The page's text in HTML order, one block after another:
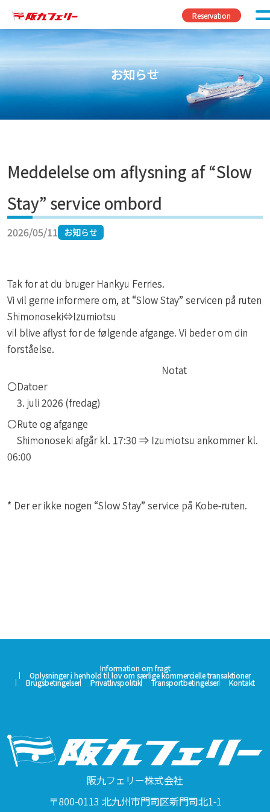
Reservation
お知らせ
Meddelelse om aflysning af “Slow
Stay” service ombord
2026/05/11 お知らせ
Tak for at du bruger Hankyu Ferries.
Vi vil gerne informere om, at “Slow Stay” servicen på ruten
Shimonoseki⇔Izumiotsu
vil blive aflyst for de følgende afgange. Vi beder om din
forståelse.
Notat
〇Datoer
3. juli 2026 (fredag)
〇Rute og afgange
Shimonoseki afgår kl. 17:30 ⇒ Izumiotsu ankommer kl.
06:00
* Der er ikke nogen “Slow Stay” service på Kobe-ruten.
Information om fragt
Oplysninger i henhold til lov om særlige kommercielle transaktioner
Brugsbetingelser Privatlivspolitik Transportbetingelser Kontakt
阪九フェリー株式会社
〒800-0113 北九州市門司区新門司北1-1